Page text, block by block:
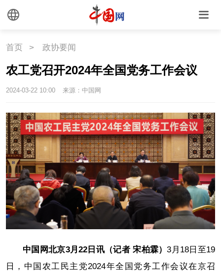
首页 > 政协要闻
农工党召开2024年全国党务工作会议
2024-03-22 10:00 来源：中国网
中国网北京3月22日讯（记者 宋柏霖）3月18日至19
日，中国农工民主党2024年全国党务工作会议在京召